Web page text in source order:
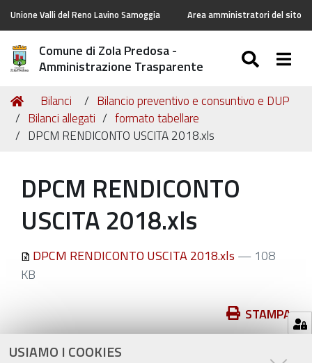
USIAMO I COOKIES
Unione Valli del Reno Lavino Samoggia Area amministratori del sito
Comune di Zola Predosa -
Amministrazione Trasparente
Tu
sei
qui:
Home
Bilanci
Bilancio preventivo e consuntivo e DUP
Bilanci allegati
formato tabellare
DPCM RENDICONTO USCITA 2018.xls
DPCM RENDICONTO
USCITA 2018.xls
DPCM RENDICONTO USCITA 2018.xls — 108
KB
sul
documento
STAMPA
ultima modifica